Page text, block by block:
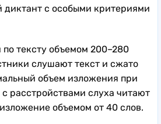
диктант с особыми критериями
тексту объемом 200–280
слушают текст и сжато
объем изложения при
расстройствами слуха читают
объемом от 40 слов.